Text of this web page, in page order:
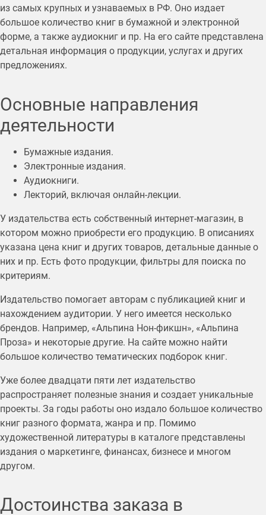
из самых крупных и узнаваемых в РФ. Оно издает
большое количество книг в бумажной и электронной
форме, а также аудиокниг и пр. На его сайте представлена
детальная информация о продукции, услугах и других
предложениях.
Основные направления
деятельности
Бумажные издания.
Электронные издания.
Аудиокниги.
Лекторий, включая онлайн-лекции.
У издательства есть собственный интернет-магазин, в
котором можно приобрести его продукцию. В описаниях
указана цена книг и других товаров, детальные данные о
них и пр. Есть фото продукции, фильтры для поиска по
критериям.
Издательство помогает авторам с публикацией книг и
нахождением аудитории. У него имеется несколько
брендов. Например, «Альпина Нон-фикшн», «Альпина
Проза» и некоторые другие. На сайте можно найти
большое количество тематических подборок книг.
Уже более двадцати пяти лет издательство
распространяет полезные знания и создает уникальные
проекты. За годы работы оно издало большое количество
книг разного формата, жанра и пр. Помимо
художественной литературы в каталоге представлены
издания о маркетинге, финансах, бизнесе и многом
другом.
Достоинства заказа в